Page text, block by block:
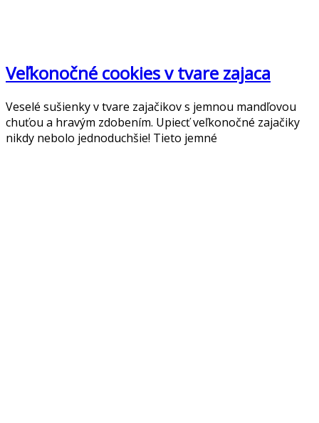
Veľkonočné cookies v tvare zajaca
Veselé sušienky v tvare zajačikov s jemnou mandľovou
chuťou a hravým zdobením. Upiecť veľkonočné zajačiky
nikdy nebolo jednoduchšie! Tieto jemné